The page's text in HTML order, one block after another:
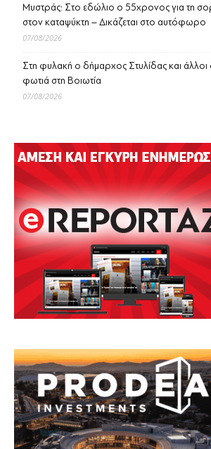
Μυστράς: Στο εδώλιο ο 55χρονος για τη
στον καταψύκτη – Δικάζεται στο αυτόφωρο
07/08/2026
Στη φυλακή ο δήμαρχος Στυλίδας και άλλοι
φωτιά στη Βοιωτία
07/08/2026